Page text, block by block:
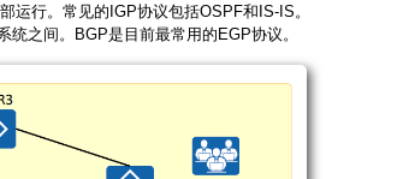
运行。常见的IGP协议包括OSPF和IS-IS。
之间。BGP是目前最常用的EGP协议。